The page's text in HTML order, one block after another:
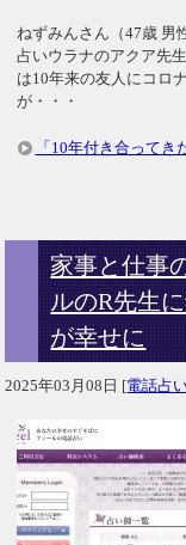
ねずみんさん（47歳 男
占いウラナのアクア先
は10年来の友人にコロ
が・・・
「10年付き合って
家事と仕事
ルのR先生
が幸せに
2025年03月08日 [電話占